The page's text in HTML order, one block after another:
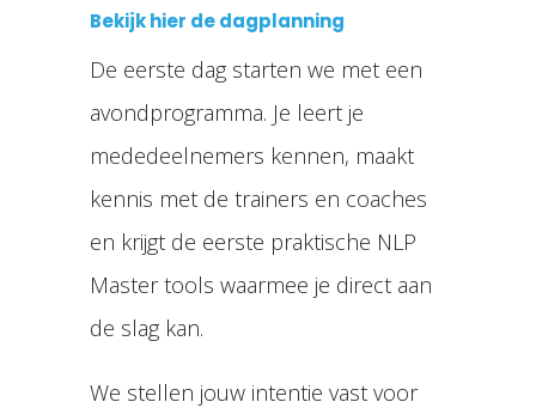
Bekijk hier de dagplanning
De eerste dag starten we met een
avondprogramma. Je leert je
mededeelnemers kennen, maakt
kennis met de trainers en coaches
en krijgt de eerste praktische NLP
Master tools waarmee je direct aan
de slag kan.
We stellen jouw intentie vast voor